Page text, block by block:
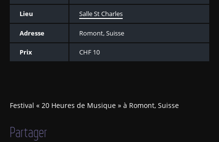
Lieu Salle St Charles
Adresse Romont, Suisse
Prix CHF 10
Festival « 20 Heures de Musique » à Romont, Suisse
Partager